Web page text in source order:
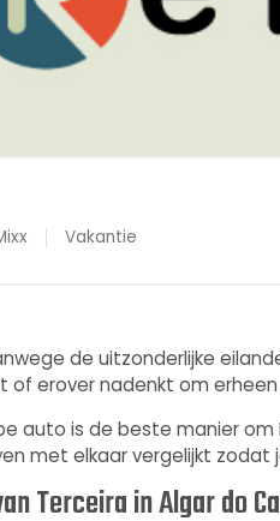
Vakantie
de uitzonderlijke
of erover nadenkt om
auto is de beste manier
met elkaar vergelijkt
Terceira in Algar do